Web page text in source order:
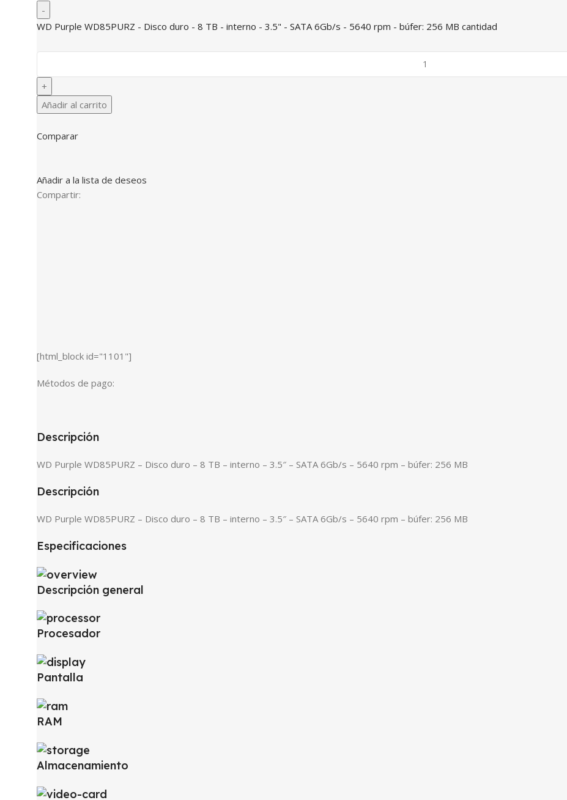
WD Purple WD85PURZ - Disco duro - 8 TB - interno - 3.5" - SATA 6Gb/s - 5640 rpm - búfer: 256 MB cantidad
Añadir al carrito
Comparar
Añadir a la lista de deseos
Compartir:
[html_block id="1101"]
Métodos de pago:
Descripción
WD Purple WD85PURZ – Disco duro – 8 TB – interno – 3.5″ – SATA 6Gb/s – 5640 rpm – búfer: 256 MB
Descripción
WD Purple WD85PURZ – Disco duro – 8 TB – interno – 3.5″ – SATA 6Gb/s – 5640 rpm – búfer: 256 MB
Especificaciones
Descripción general
Procesador
Pantalla
RAM
Almacenamiento